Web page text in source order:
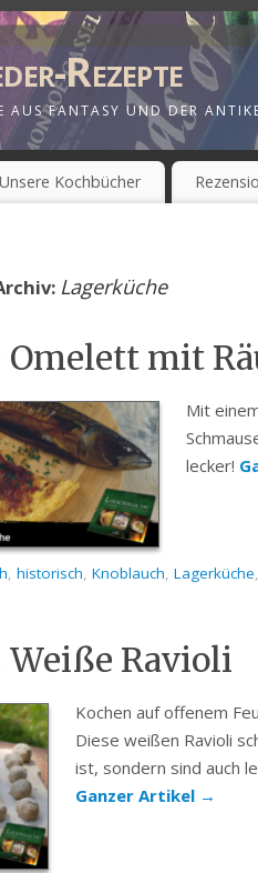
Rezepte
AUS FANTASY UND DER
Unsere Kochbücher
Lagerküche
Omelett mit
Mit
lecker!
, historisch, Knoblauch, Lagerküche
Weiße Ravioli
Kochen auf offenem
Diese weißen Ravioli
ist, sondern sind auch
Ganzer Artikel →